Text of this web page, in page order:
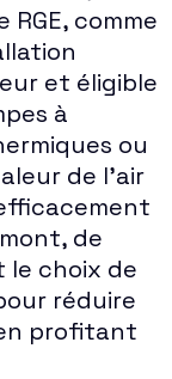
comme
et éligible
à
ou
de l'air
de
choix de
réduire
profitant